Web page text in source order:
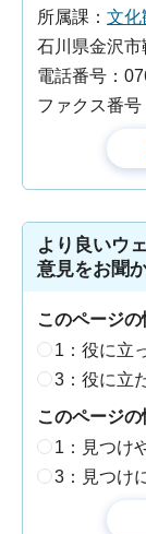
所属課： 文
石川県金沢
電話番号：
ファクス番
より良いウ
意見をお聞
このページ
1：役に立
3：役に立
このページ
1：見つけ
3：見つけ